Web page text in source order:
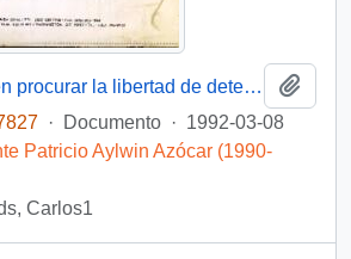
[Solicita gestión en procurar la libertad de detenidos en Cuba]
· Documento · 1992-03-08
Patricio Aylwin Azócar (1990-
Carlos1